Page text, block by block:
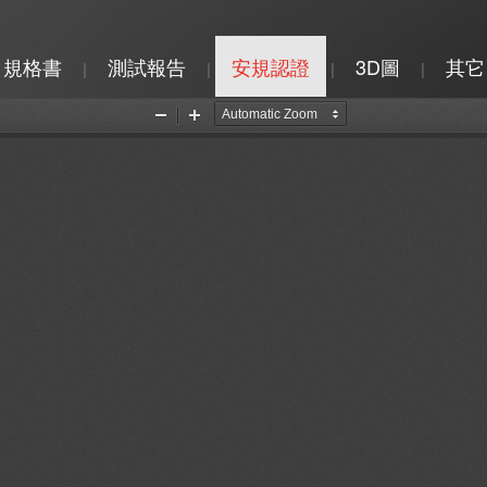
規格書 | 測試報告 | 安規認證 | 3D圖 | 其它